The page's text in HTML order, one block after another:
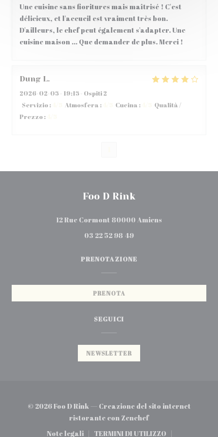
Une cuisine sans fioritures mais maîtrisé ! C'est
délicieux, et l'accueil est vraiment très bon.
D'ailleurs, le chef peut également s'adapter. Une
cuisine maison ... Que demander de plus. Merci !
Dung L
2026-02-05- 19:15 - Ospiti 2
Servizio: Atmosfera : Cucina :
Qualità /
Prezzo:
Foo D Rink
12 Rue Cormont 80000 Amiens
03 22 52 98 49
PRENOTAZIONE
PRENOTA
SEGUICI
NEWSLETTER
© 2026 Foo D Rink — Creazione del sito internet
ristorante con Zenchef((apre una nuova
Note legali
TERMINI DI UTILIZZO